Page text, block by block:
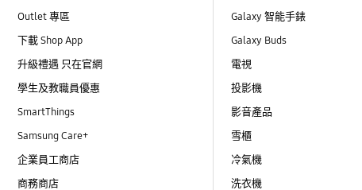
Outlet 專區
下載 Shop App
升級禮遇 只在官網
學生及教職員優惠
SmartThings
Samsung Care+
企業員工商店
商務商店
Galaxy 智能手錶
Galaxy Buds
電視
投影機
影音產品
雪櫃
冷氣機
洗衣機